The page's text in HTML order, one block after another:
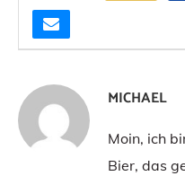
MICHAEL
Moin, ich
Bier, das